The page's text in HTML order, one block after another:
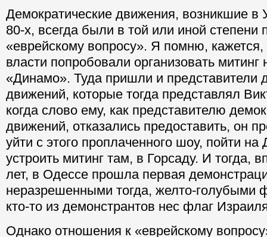
Демократические движения, возникшие в
80-х, всегда были в той или иной степени
«еврейскому вопросу». Я помню, кажется,
власти попробовали организовать митинг
«Динамо». Туда пришли и представители
движений, которые тогда представлял
когда слово ему, как представителю
движений, отказались предоставить, он
уйти с этого проплаченного шоу, пойти
устроить митинг там, в Горсаду. И тогда,
лет, в Одессе прошла первая
неразрешенными тогда, желто-голубыми
кто-то из демонстрантов нес флаг
Однако отношения к «еврейскому